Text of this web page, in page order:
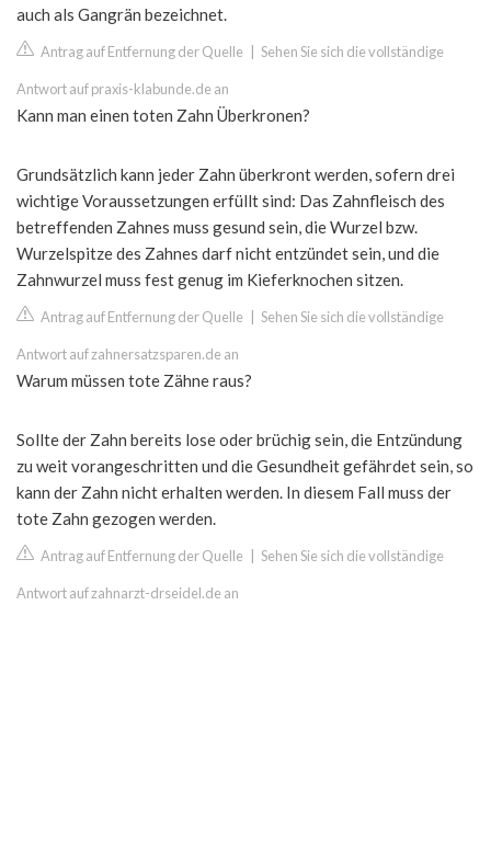
auch als Gangrän bezeichnet.
Antrag auf Entfernung der Quelle Sehen Sie sich die vollständige
Antwort auf praxis-klabunde.de an
Kann man einen toten Zahn Überkronen?
Grundsätzlich kann jeder Zahn überkront werden, sofern drei
wichtige Voraussetzungen erfüllt sind: Das Zahnfleisch des
betreffenden Zahnes muss gesund sein, die Wurzel bzw.
Wurzelspitze des Zahnes darf nicht entzündet sein, und die
Zahnwurzel muss fest genug im Kieferknochen sitzen.
Antrag auf Entfernung der Quelle Sehen Sie sich die vollständige
Antwort auf zahnersatzsparen.de an
Warum müssen tote Zähne raus?
Sollte der Zahn bereits lose oder brüchig sein, die Entzündung
zu weit vorangeschritten und die Gesundheit gefährdet sein, so
kann der Zahn nicht erhalten werden. In diesem Fall muss der
tote Zahn gezogen werden.
Antrag auf Entfernung der Quelle Sehen Sie sich die vollständige
Antwort auf zahnarzt-drseidel.de an